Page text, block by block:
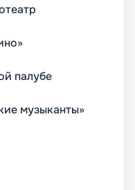
палубе
музыканты»